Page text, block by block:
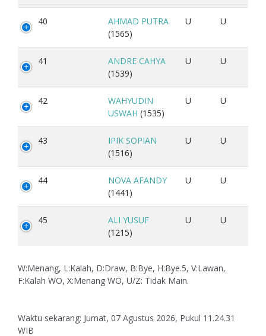
40
AHMAD PUTRA
(1565)
U U
41
ANDRE CAHYA
(1539)
U U
42
WAHYUDIN
USWAH (1535)
U U
43
IPIK SOPIAN
(1516)
U U
44
NOVA AFANDY
(1441)
U U
45
ALI YUSUF
(1215)
U U
W:Menang, L:Kalah, D:Draw, B:Bye, H:Bye.5, V:Lawan,
F:Kalah WO, X:Menang WO, U/Z: Tidak Main.
Waktu sekarang: Jumat, 07 Agustus 2026, Pukul 11.24.31
WIB